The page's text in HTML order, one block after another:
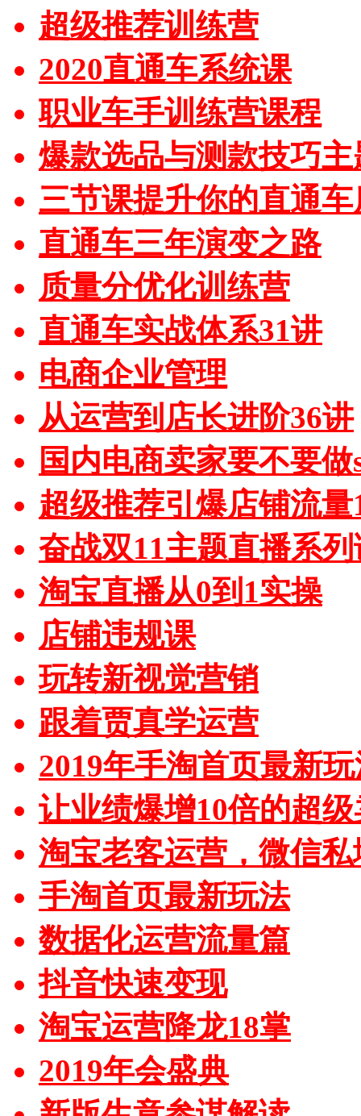
超级推荐训练营
2020直通车系统课
职业车手训练营课程
爆款选品与测款技巧主
三节课提升你的直通
直通车三年演变之路
质量分优化训练营
直通车实战体系31讲
电商企业管理
从运营到店长进阶36讲
国内电商卖家要不要做
超级推荐引爆店铺流量
奋战双11主题直播系列
淘宝直播从0到1实操
店铺违规课
玩转新视觉营销
跟着贾真学运营
2019年手淘首页最新
让业绩爆增10倍的超
淘宝老客运营，微信私
手淘首页最新玩法
数据化运营流量篇
抖音快速变现
淘宝运营降龙18掌
2019年会盛典